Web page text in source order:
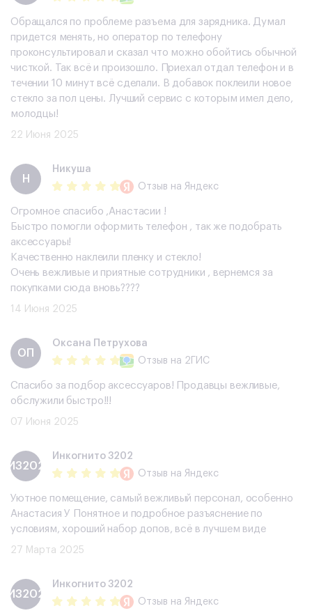
Обращался по проблеме разъема для зарядника. Думал
придется менять, но оператор по телефону
проконсультировал и сказал что можно обойтись обычной
чисткой. Так всё и произошло. Приехал отдал телефон и в
течении 10 минут всё сделали. В добавок поклеили новое
стекло за пол цены. Лучший сервис с которым имел дело,
молодцы!
22 Июня 2025
Н
Никуша
Отзыв на Яндекс
Огромное спасибо ,Анастасии !
Быстро помогли оформить телефон , так же подобрать
аксессуары!
Качественно наклеили пленку и стекло!
Очень вежливые и приятные сотрудники , вернемся за
покупками сюда вновь????
14 Июня 2025
​ОП
​Оксана Петрухова
Отзыв на 2ГИС
Спасибо за подбор аксессуаров! Продавцы вежливые,
обслужили быстро!!!
07 Июня 2025
И3202
Инкогнито 3202
Отзыв на Яндекс
Уютное помещение, самый вежливый персонал, особенно
Анастасия У Понятное и подробное разъяснение по
условиям, хороший набор допов, всë в лучшем виде
27 Марта 2025
И3202
Инкогнито 3202
Отзыв на Яндекс